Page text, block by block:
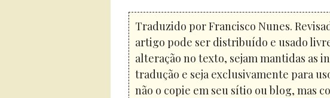
Traduzido por Francisco Nunes.
artigo pode ser distribuído e usado
alteração no texto, sejam mantidas as
tradução e seja exclusivamente para
não o copie em seu sítio ou blog, mas